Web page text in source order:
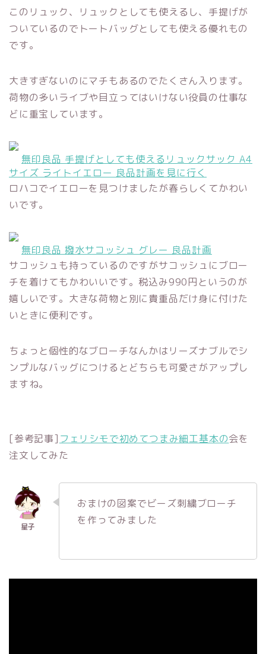
このリュック、リュックとしても使えるし、手提げが
ついているのでトートバッグとしても使える優れもの
です。
大きすぎないのにマチもあるのでたくさん入ります。
荷物の多いライブや目立ってはいけない役員の仕事な
どに重宝しています。
無印良品 手提げとしても使えるリュックサック A4
サイズ ライトイエロー 良品計画を見に行く
ロハコでイエローを見つけましたが春らしくてかわい
いです。
無印良品 撥水サコッシュ グレー 良品計画
サコッシュも持っているのですがサコッシュにブロー
チを着けてもかわいいです。税込み990円というのが
嬉しいです。大きな荷物と別に貴重品だけ身に付けた
いときに便利です。
ちょっと個性的なブローチなんかはリーズナブルでシ
ンプルなバッグにつけるとどちらも可愛さがアップし
ますね。
[参考記事] フェリシモで初めてつまみ細工基本の会を
注文してみた
おまけの図案でビーズ刺繍ブローチ
を作ってみました